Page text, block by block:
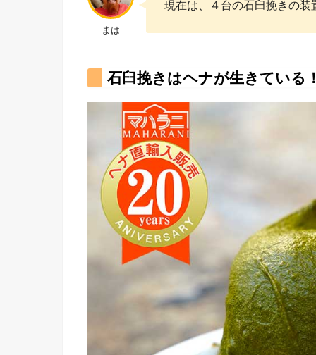
まは
現在は、４台の石臼挽きの
石臼挽きはヘナが生きている